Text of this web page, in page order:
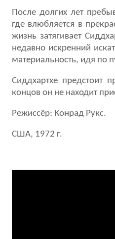
После долгих лет
где влюбляется в
жизнь затягивает
недавно искренний
материальность, идя по
Сиддхартхе предстоит
концов он не находит
Режиссёр: Конрад Рукс.
США, 1972 г.